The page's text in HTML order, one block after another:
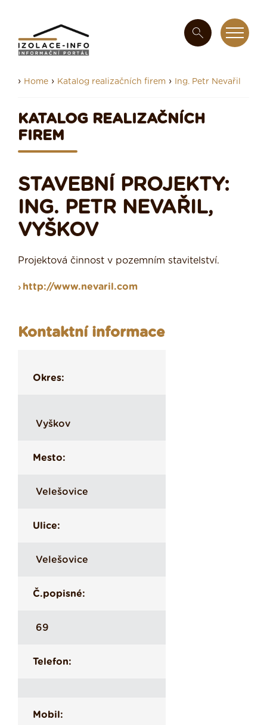
› Home › Katalog realizačních firem › Ing. Petr Nevařil
KATALOG REALIZAČNÍCH
FIREM
STAVEBNÍ PROJEKTY:
ING. PETR NEVAŘIL,
VYŠKOV
Projektová činnost v pozemním stavitelství.
http://www.nevaril.com
Kontaktní informace
Okres:
Vyškov
Mesto:
Velešovice
Ulice:
Velešovice
Č.popisné:
69
Telefon:
Mobil: